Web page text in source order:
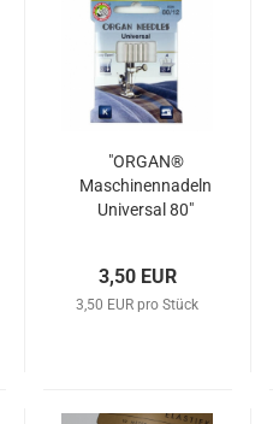
"ORGAN®
Maschinennadeln
Universal 80"
3,50 EUR
3,50 EUR pro Stück